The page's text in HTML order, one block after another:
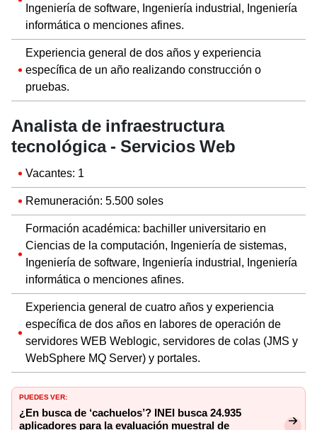
Ingeniería de software, Ingeniería industrial, Ingeniería
informática o menciones afines.
Experiencia general de dos años y experiencia
específica de un año realizando construcción o
pruebas.
Analista de infraestructura
tecnológica - Servicios Web
Vacantes: 1
Remuneración: 5.500 soles
Formación académica: bachiller universitario en
Ciencias de la computación, Ingeniería de sistemas,
Ingeniería de software, Ingeniería industrial, Ingeniería
informática o menciones afines.
Experiencia general de cuatro años y experiencia
específica de dos años en labores de operación de
servidores WEB Weblogic, servidores de colas (JMS y
WebSphere MQ Server) y portales.
PUEDES VER:
¿En busca de ‘cachuelos’? INEI busca 24.935
aplicadores para la evaluación muestral de